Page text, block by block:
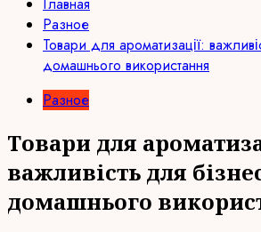
Разное
Товари для ароматизації:
домашнього використання
Разное
Товари для
важливість для
домашнього